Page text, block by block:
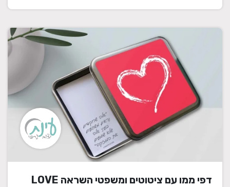
דפי ממו עם ציטוטים ומשפטי השראה LOVE